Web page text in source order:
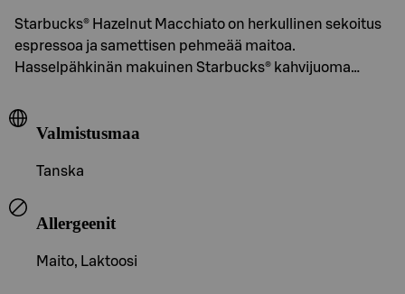
Starbucks® Hazelnut Macchiato on herkullinen sekoitus
espressoa ja samettisen pehmeää maitoa.
Hasselpähkinän makuinen Starbucks® kahvijuoma…
Valmistusmaa
Tanska
Allergeenit
Maito, Laktoosi